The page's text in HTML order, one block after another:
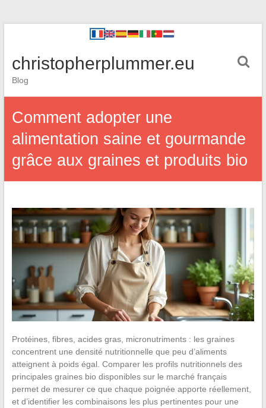
christopherplummer.eu
Blog
Comment adopter une
alimentation saine et gourmande
grâce aux graines et produits bio
Protéines, fibres, acides gras, micronutriments : les graines
concentrent une densité nutritionnelle que peu d’aliments
atteignent à poids égal. Comparer les profils nutritionnels des
principales graines bio disponibles sur le marché français
permet de mesurer ce que chaque poignée apporte réellement,
et d’identifier les combinaisons les plus pertinentes pour une